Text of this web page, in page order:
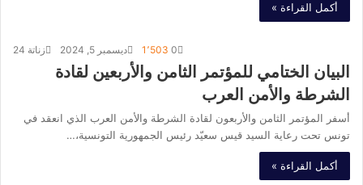
أكمل القراءة »
زناتة 24 ديسمبر 5, 2024 0
البيان الختامي للمؤتمر الثامن والأربعين لقادة
الشرطة والأمن العرب
أسفر المؤتمر الثامن والأربعون لقادة الشرطة والأمن العرب الذي انعقد في
تونس تحت رعاية السيد قيس سعيّد رئيس الجمهورية التونسية،…
أكمل القراءة »